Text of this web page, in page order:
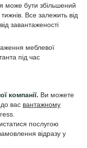
може бути збільшений
Все залежить від
завантаженості
меблевої
під час
компанії. Ви можете
вас вантажному
послугою
відразу у